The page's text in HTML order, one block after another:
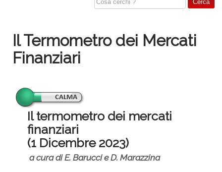
Il Termometro dei Mercati
Finanziari
Il termometro dei mercati
finanziari
(1 Dicembre 2023)
a cura di E. Barucci e D. Marazzina